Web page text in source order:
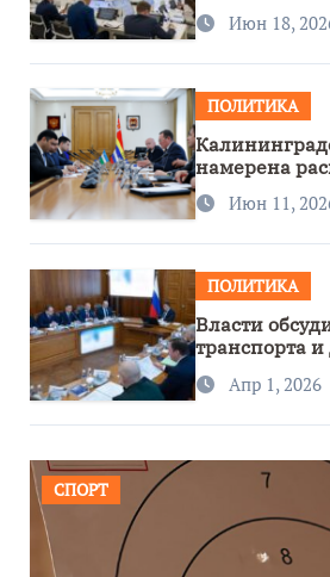
Июн 18,
ПОЛИТИКА
намерена
Июн 11,
ПОЛИТИКА
Власти
транспорта и
региона
Апр 1, 2026
СПОРТ